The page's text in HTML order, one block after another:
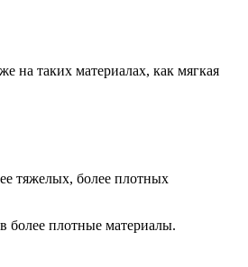
на таких материалах, как мягкая
тяжелых, более плотных
более плотные материалы.